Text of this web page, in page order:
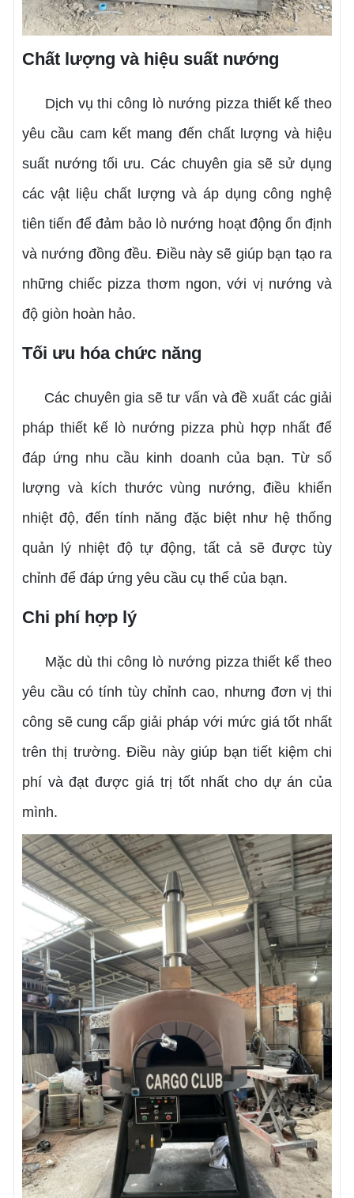
Chất lượng và hiệu suất nướng
Dịch vụ thi công lò nướng pizza thiết kế theo
yêu cầu cam kết mang đến chất lượng và hiệu
suất nướng tối ưu. Các chuyên gia sẽ sử dụng
các vật liệu chất lượng và áp dụng công nghệ
tiên tiến để đảm bảo lò nướng hoạt động ổn định
và nướng đồng đều. Điều này sẽ giúp bạn tạo ra
những chiếc pizza thơm ngon, với vị nướng và
độ giòn hoàn hảo.
Tối ưu hóa chức năng
Các chuyên gia sẽ tư vấn và đề xuất các giải
pháp thiết kế lò nướng pizza phù hợp nhất để
đáp ứng nhu cầu kinh doanh của bạn. Từ số
lượng và kích thước vùng nướng, điều khiển
nhiệt độ, đến tính năng đặc biệt như hệ thống
quản lý nhiệt độ tự động, tất cả sẽ được tùy
chỉnh để đáp ứng yêu cầu cụ thể của bạn.
Chi phí hợp lý
Mặc dù thi công lò nướng pizza thiết kế theo
yêu cầu có tính tùy chỉnh cao, nhưng đơn vị thi
công sẽ cung cấp giải pháp với mức giá tốt nhất
trên thị trường. Điều này giúp bạn tiết kiệm chi
phí và đạt được giá trị tốt nhất cho dự án của
mình.